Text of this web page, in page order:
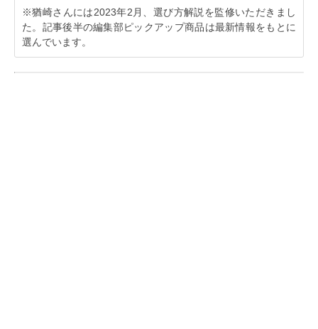
※猶崎さんには2023年2月、選び方解説を監修いただきまし
た。記事後半の編集部ピックアップ商品は最新情報をもとに
選んでいます。